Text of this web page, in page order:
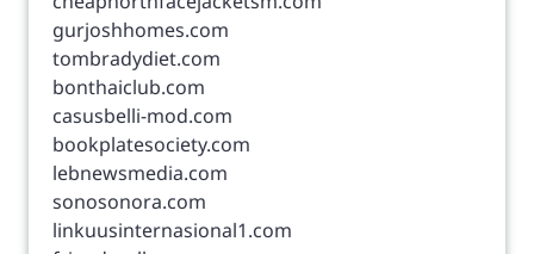
gurjoshhomes.com
tombradydiet.com
bonthaiclub.com
casusbelli-mod.com
bookplatesociety.com
lebnewsmedia.com
sonosonora.com
linkuusinternasional1.com